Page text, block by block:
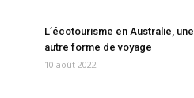
L’écotourisme en Australie, une
autre forme de voyage
10 août 2022